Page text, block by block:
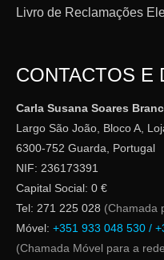
Livro de Reclamações
CONTACTOS E
Carla Susana Soares
Largo São João, Bloco A,
6300-752 Guarda, Portugal
NIF: 236173391
Capital Social: 0 €
Tel: 271 225 028 (Chamada
Móvel: +351 933 048 530 /
(Chamada Móvel para a